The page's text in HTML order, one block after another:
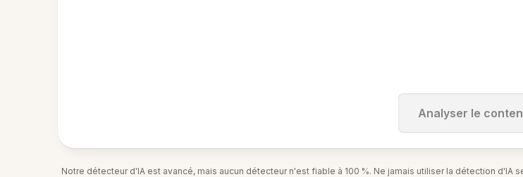
Analyser le
Notre détecteur d'IA est avancé, mais aucun détecteur n'est fiable à 100 %. Ne jamais utiliser la détection